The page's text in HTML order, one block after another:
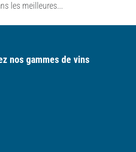
les meilleures...
nos gammes de vins